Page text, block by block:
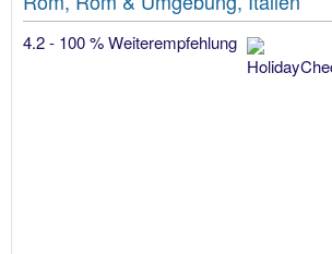
4.2 - 100 % Weiterempfehlung